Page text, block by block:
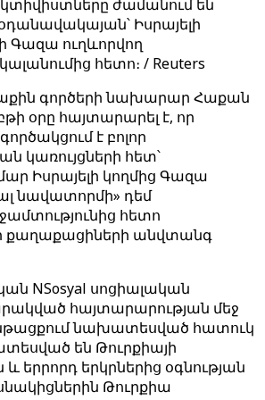
ժամանում են
Իսրայելի
Գազա ուղևորվող
հետո։ / Reuters
գործերի նախարար Հաքան
օրը հայտարարել է, որ
է բոլոր
հետ՝
Իսրայելի կողմից Գազա
նավատորմի» դեմ
հետո
քաղաքացիների անվտանգ
NSosyal սոցիալական
հայտարարության մեջ
նախատեսված հատուկ
են Թուրքիայի
երրորդ երկրներից օգնության
Թուրքիա